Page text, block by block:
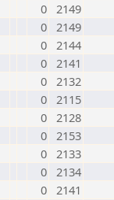
0 2149
0 2149
0 2144
0 2141
0 2132
0 2115
0 2128
0 2153
0 2133
0 2134
0 2141